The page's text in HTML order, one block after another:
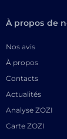
À propos de
Nos avis
À propos
Contacts
Actualités
Analyse ZOZI
Carte ZOZI